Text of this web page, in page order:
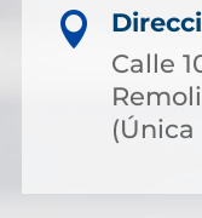

Calle
(Única